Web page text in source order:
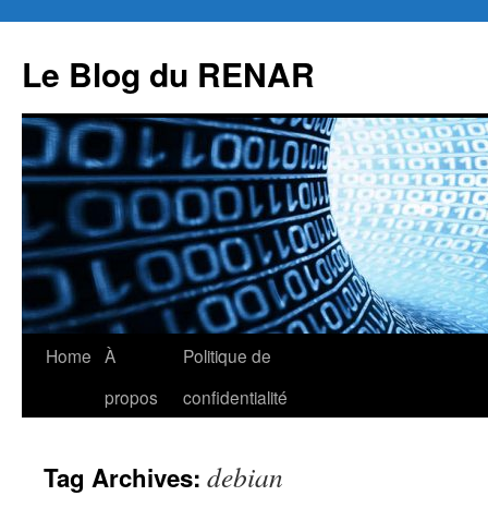
content
Le Blog du RENAR
Home À
propos
Politique de
confidentialité
Tag Archives: debian